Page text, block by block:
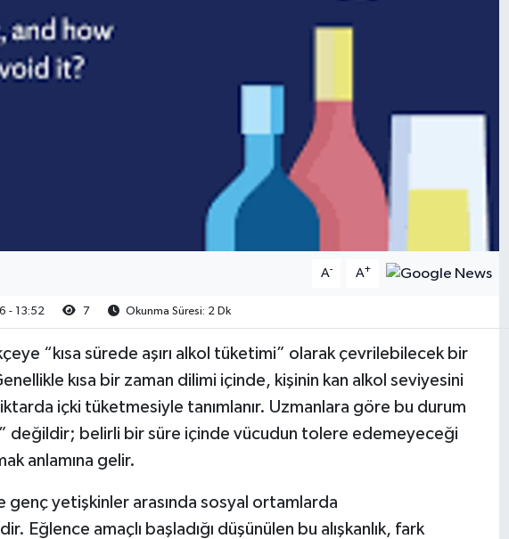
A- A+
- 13:52 7 Okunma Süresi: 2 Dk
“kısa sürede aşırı alkol tüketimi” olarak çevrilebilecek bir
kısa bir zaman dilimi içinde, kişinin kan alkol seviyesini
içki tüketmesiyle tanımlanır. Uzmanlara göre bu durum
değildir; belirli bir süre içinde vücudun tolere edemeyeceği
anlamına gelir.
genç yetişkinler arasında sosyal ortamlarda
Eğlence amaçlı başladığı düşünülen bu alışkanlık, fark